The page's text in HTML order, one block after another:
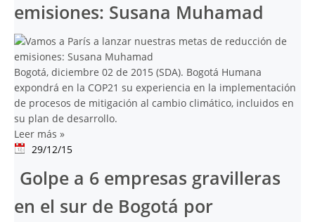
emisiones: Susana Muhamad
Bogotá, diciembre 02 de 2015 (SDA). Bogotá Humana
expondrá en la COP21 su experiencia en la implementación
de procesos de mitigación al cambio climático, incluidos en
su plan de desarrollo.
Leer más »
29/12/15
Golpe a 6 empresas gravilleras
en el sur de Bogotá por